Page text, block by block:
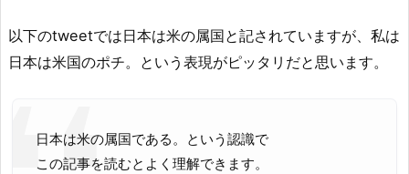
以下のtweetでは日本は米の属国と記されていますが、私は
日本は米国のポチ。という表現がピッタリだと思います。
日本は米の属国である。という認識で
この記事を読むとよく理解できます。